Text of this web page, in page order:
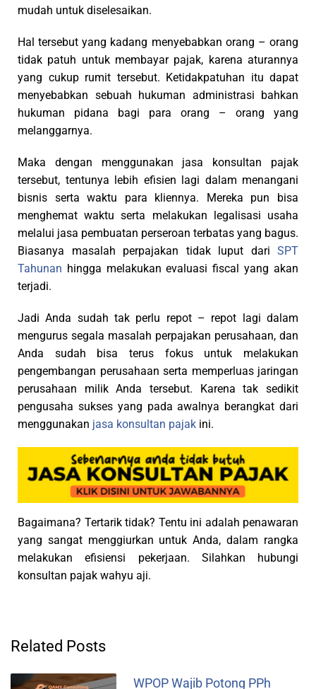
mudah untuk diselesaikan.
Hal tersebut yang kadang menyebabkan orang – orang
tidak patuh untuk membayar pajak, karena aturannya
yang cukup rumit tersebut. Ketidakpatuhan itu dapat
menyebabkan sebuah hukuman administrasi bahkan
hukuman pidana bagi para orang – orang yang
melanggarnya.
Maka dengan menggunakan jasa konsultan pajak
tersebut, tentunya lebih efisien lagi dalam menangani
bisnis serta waktu para kliennya. Mereka pun bisa
menghemat waktu serta melakukan legalisasi usaha
melalui jasa pembuatan perseroan terbatas yang bagus.
Biasanya masalah perpajakan tidak luput dari SPT
Tahunan hingga melakukan evaluasi fiscal yang akan
terjadi.
Jadi Anda sudah tak perlu repot – repot lagi dalam
mengurus segala masalah perpajakan perusahaan, dan
Anda sudah bisa terus fokus untuk melakukan
pengembangan perusahaan serta memperluas jaringan
perusahaan milik Anda tersebut. Karena tak sedikit
pengusaha sukses yang pada awalnya berangkat dari
menggunakan jasa konsultan pajak ini.
Bagaimana? Tertarik tidak? Tentu ini adalah penawaran
yang sangat menggiurkan untuk Anda, dalam rangka
melakukan efisiensi pekerjaan. Silahkan hubungi
konsultan pajak wahyu aji.
Related Posts
WPOP Wajib Potong PPh